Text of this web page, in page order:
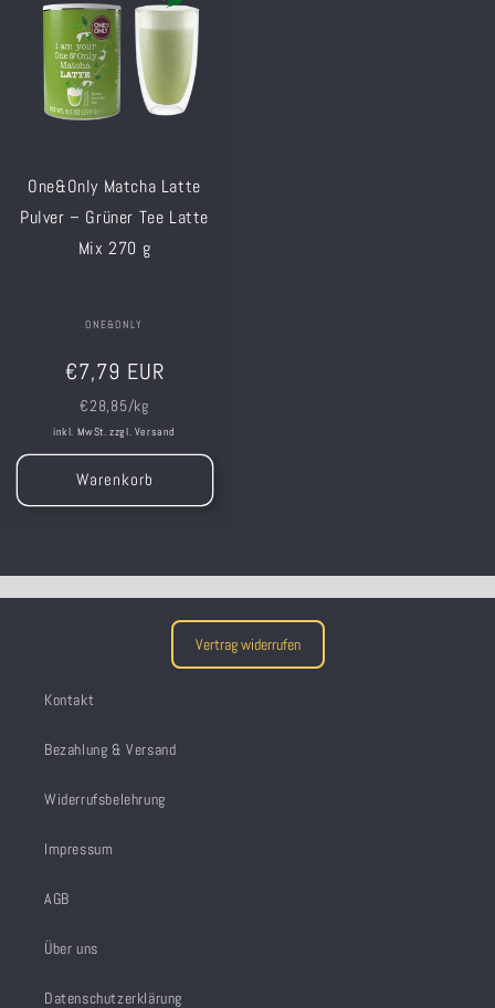
One&Only Matcha Latte
Pulver – Grüner Tee Latte
Mix 270 g
ONE&ONLY
Normaler
Preis
€7,79 EUR
Grundpreis
€28,85/kg
inkl. MwSt. zzgl. Versand
Warenkorb
Vertrag widerrufen
Kontakt
Bezahlung & Versand
Widerrufsbelehrung
Impressum
AGB
Über uns
Datenschutzerklärung